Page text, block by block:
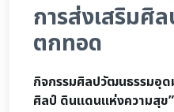
การส่งเสริมศิ
ตกทอด
กิจกรรมศิลปวัฒนธรรมอุ
ศิลป์ ดินแดนแห่งความสุข”